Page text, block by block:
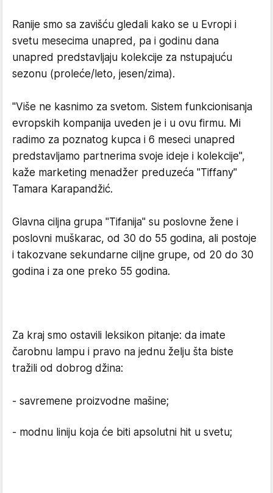
Ranije smo sa zavišću gledali kako se u Evropi i
svetu mesecima unapred, pa i godinu dana
unapred predstavljaju kolekcije za nstupajuću
sezonu (proleće/leto, jesen/zima).
"Više ne kasnimo za svetom. Sistem funkcionisanja
evropskih kompanija uveden je i u ovu firmu. Mi
radimo za poznatog kupca i 6 meseci unapred
predstavljamo partnerima svoje ideje i kolekcije",
kaže marketing menadžer preduzeća "Tiffany"
Tamara Karapandžić.
Glavna ciljna grupa "Tifanija" su poslovne žene i
poslovni muškarac, od 30 do 55 godina, ali postoje
i takozvane sekundarne ciljne grupe, od 20 do 30
godina i za one preko 55 godina.
Za kraj smo ostavili leksikon pitanje: da imate
čarobnu lampu i pravo na jednu želju šta biste
tražili od dobrog džina:
- savremene proizvodne mašine;
- modnu liniju koja će biti apsolutni hit u svetu;